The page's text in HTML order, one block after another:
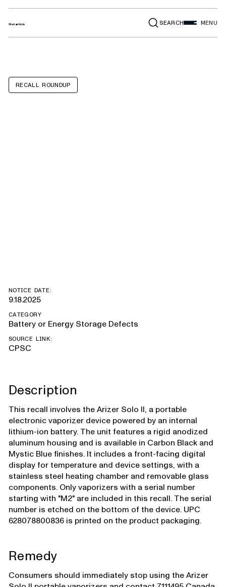
SEARCH MENU
RECALL ROUNDUP
NOTICE DATE:
9.18.2025
CATEGORY
Battery or Energy Storage Defects
SOURCE LINK:
CPSC
Description
This recall involves the Arizer Solo II, a portable
electronic vaporizer device powered by an internal
lithium-ion battery. The unit features a rigid anodized
aluminum housing and is available in Carbon Black and
Mystic Blue finishes. It includes a front-facing digital
display for temperature and device settings, with a
stainless steel heating chamber and removable glass
components. Only vaporizers with a serial number
starting with "M2" are included in this recall. The serial
number is etched on the bottom of the device. UPC
628078800836 is printed on the product packaging.
Remedy
Consumers should immediately stop using the Arizer